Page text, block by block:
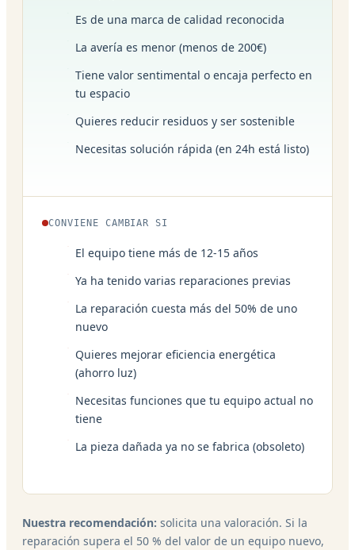
Es de una marca de calidad reconocida
La avería es menor (menos de 200€)
Tiene valor sentimental o encaja perfecto en
tu espacio
Quieres reducir residuos y ser sostenible
Necesitas solución rápida (en 24h está listo)
CONVIENE CAMBIAR SI
El equipo tiene más de 12-15 años
Ya ha tenido varias reparaciones previas
La reparación cuesta más del 50% de uno
nuevo
Quieres mejorar eficiencia energética
(ahorro luz)
Necesitas funciones que tu equipo actual no
tiene
La pieza dañada ya no se fabrica (obsoleto)
Nuestra recomendación: solicita una valoración. Si la
reparación supera el 50 % del valor de un equipo nuevo,